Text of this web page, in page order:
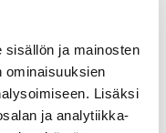
sisällön ja mainosten
ominaisuuksien
Lisäksi
ja analytiikka-